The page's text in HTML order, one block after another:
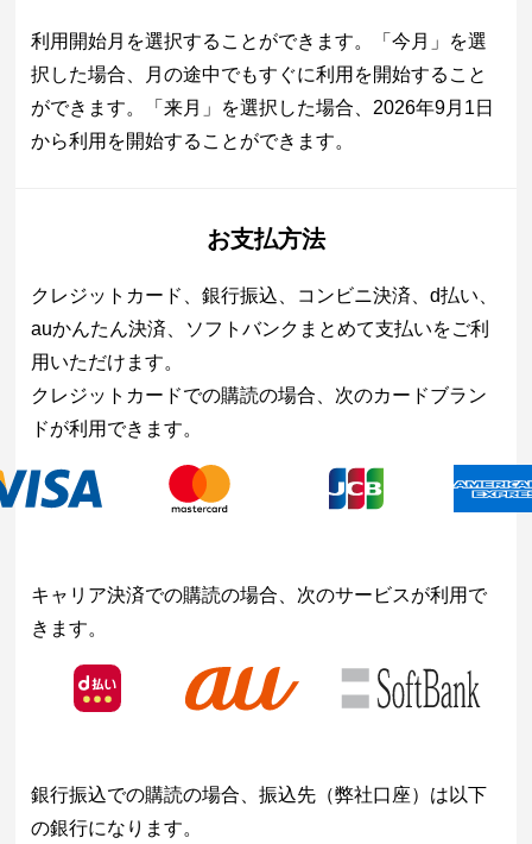
利用開始月を選択することができます。「今月」を選
択した場合、月の途中でもすぐに利用を開始すること
ができます。「来月」を選択した場合、2026年9月1日
から利用を開始することができます。
お支払方法
クレジットカード、銀行振込、コンビニ決済、d払い、
auかんたん決済、ソフトバンクまとめて支払いをご利
用いただけます。
クレジットカードでの購読の場合、次のカードブラン
ドが利用できます。
キャリア決済での購読の場合、次のサービスが利用で
きます。
銀行振込での購読の場合、振込先（弊社口座）は以下
の銀行になります。